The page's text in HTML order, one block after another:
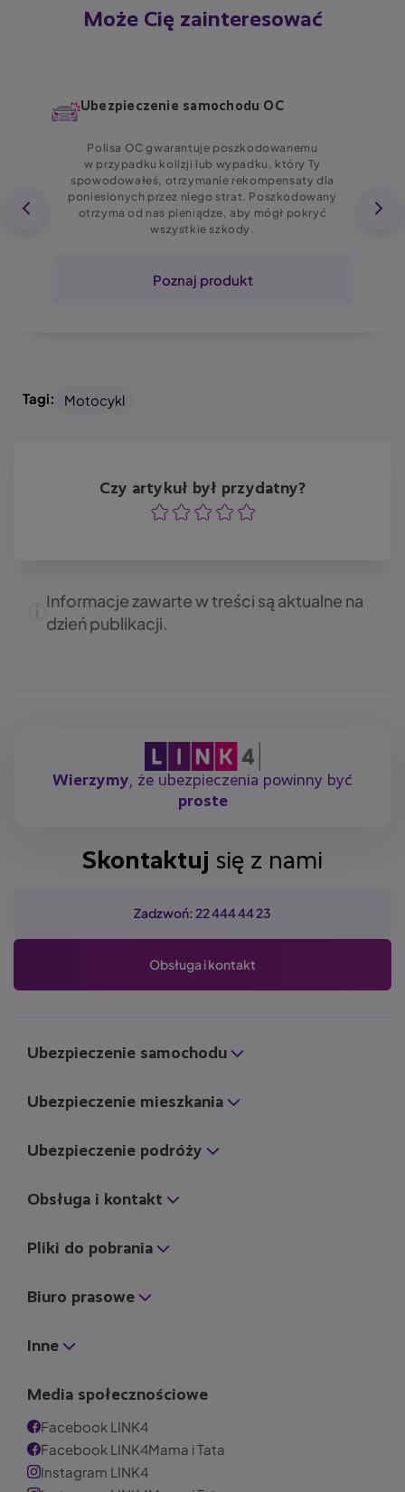
Może Cię zainteresować
Ubezpieczenie samochodu OC
Polisa OC gwarantuje poszkodowanemu
w przypadku kolizji lub wypadku, który Ty
spowodowałeś, otrzymanie rekompensaty dla
poniesionych przez niego strat. Poszkodowany
otrzyma od nas pieniądze, aby mógł pokryć
wszystkie szkody.
Poznaj produkt
Tagi: Motocykl
Czy artykuł był przydatny?
OcenaOcenaOcena
OcenaOcena
Informacje zawarte w treści są aktualne na
dzień publikacji.
Wierzymy, że ubezpieczenia powinny być
proste
Skontaktuj się z nami
Zadzwoń: 22 444 44 23
Obsługa i kontakt
Ubezpieczenie samochodu
Ubezpieczenie mieszkania
Ubezpieczenie podróży
Obsługa i kontakt
Pliki do pobrania
Biuro prasowe
Inne
Media społecznościowe
Facebook LINK4
Facebook LINK4Mama i Tata
Instagram LINK4